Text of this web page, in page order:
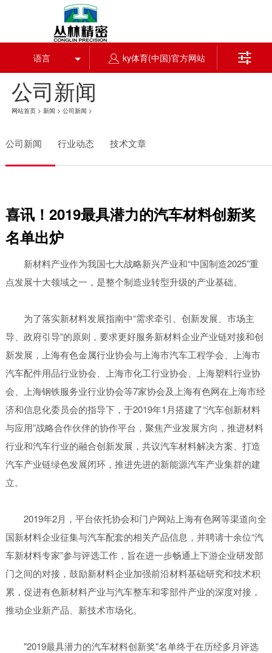

语言 ky体育(中国)官方网站
公司新闻
网站首页> 新闻 > 公司新闻 >
公司新闻 行业动态 技术文章
喜讯！2019最具潜力的汽车材料创新奖
名单出炉
新材料产业作为我国七大战略新兴产业和“中国制造2025”重
点发展十大领域之一，是整个制造业转型升级的产业基础。
为了落实新材料发展指南中“需求牵引、创新发展、市场主
导、政府引导”的原则，要求更好服务新材料企业产业链对接和创
新发展，上海有色金属行业协会与上海市汽车工程学会、上海市
汽车配件用品行业协会、上海市化工行业协会、上海塑料行业协
会、上海钢铁服务业行业协会等7家协会及上海有色网在上海市经
济和信息化委员会的指导下，于2019年1月搭建了“汽车创新材料
与应用”战略合作伙伴的协作平台，聚焦产业发展方向，推进材料
行业和汽车行业的融合创新发展，共议汽车材料解决方案、打造
汽车产业链绿色发展闭环，推进先进的新能源汽车产业集群的建
立。
2019年2月，平台依托协会和门户网站上海有色网等渠道向全
国新材料企业征集与汽车配套的相关产品信息，并聘请十余位“汽
车新材料专家”参与评选工作，旨在进一步畅通上下游企业研发部
门之间的对接，鼓励新材料企业加强前沿材料基础研究和技术积
累，促进有色新材料产业与汽车整车和零部件产业的深度对接，
推动企业新产品、新技术市场化。
"2019最具潜力的汽车材料创新奖"名单终于在历经多月评选